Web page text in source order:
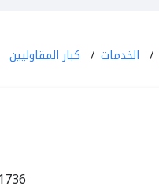
الخدمات كبار المقاوليين